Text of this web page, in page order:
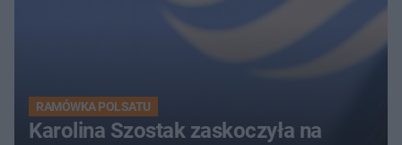
RAMÓWKA POLSATU
Karolina Szostak zaskoczyła na